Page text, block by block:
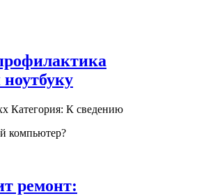
Категория: К сведению
компьютер?
ремонт: